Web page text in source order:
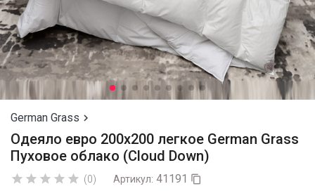
German Grass 
Одеяло евро 200х200 легкое German Grass
Пуховое облако (Cloud Down)
     (0) Артикул: 41191 